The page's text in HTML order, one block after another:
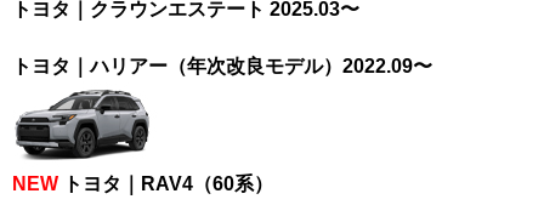
トヨタ｜クラウンエステート 2025.03〜
トヨタ｜ハリアー（年次改良モデル）2022.09〜
NEW トヨタ｜RAV4（60系）